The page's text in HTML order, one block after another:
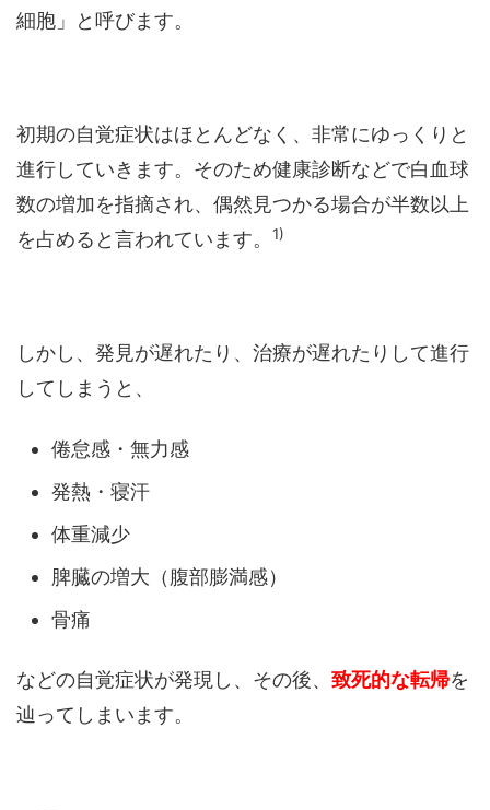
細胞」と呼びます。
初期の自覚症状はほとんどなく、非常にゆっくりと
進行していきます。そのため健康診断などで白血球
数の増加を指摘され、偶然見つかる場合が半数以上
を占めると言われています。
1)
しかし、発見が遅れたり、治療が遅れたりして進行
してしまうと、
倦怠感・無力感
発熱・寝汗
体重減少
脾臓の増大（腹部膨満感）
骨痛
などの自覚症状が発現し、その後、 致死的な転帰を
辿ってしまいます。